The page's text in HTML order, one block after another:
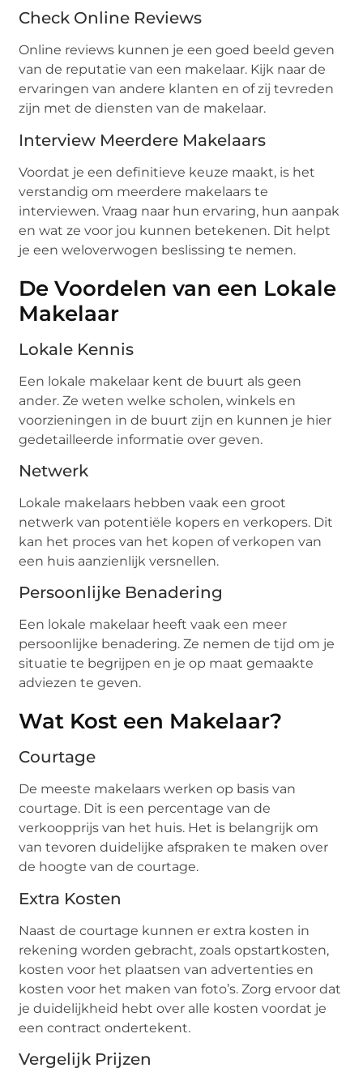
Check Online Reviews
Online reviews kunnen je een goed beeld geven
van de reputatie van een makelaar. Kijk naar de
ervaringen van andere klanten en of zij tevreden
zijn met de diensten van de makelaar.
Interview Meerdere Makelaars
Voordat je een definitieve keuze maakt, is het
verstandig om meerdere makelaars te
interviewen. Vraag naar hun ervaring, hun aanpak
en wat ze voor jou kunnen betekenen. Dit helpt
je een weloverwogen beslissing te nemen.
De Voordelen van een Lokale
Makelaar
Lokale Kennis
Een lokale makelaar kent de buurt als geen
ander. Ze weten welke scholen, winkels en
voorzieningen in de buurt zijn en kunnen je hier
gedetailleerde informatie over geven.
Netwerk
Lokale makelaars hebben vaak een groot
netwerk van potentiële kopers en verkopers. Dit
kan het proces van het kopen of verkopen van
een huis aanzienlijk versnellen.
Persoonlijke Benadering
Een lokale makelaar heeft vaak een meer
persoonlijke benadering. Ze nemen de tijd om je
situatie te begrijpen en je op maat gemaakte
adviezen te geven.
Wat Kost een Makelaar?
Courtage
De meeste makelaars werken op basis van
courtage. Dit is een percentage van de
verkoopprijs van het huis. Het is belangrijk om
van tevoren duidelijke afspraken te maken over
de hoogte van de courtage.
Extra Kosten
Naast de courtage kunnen er extra kosten in
rekening worden gebracht, zoals opstartkosten,
kosten voor het plaatsen van advertenties en
kosten voor het maken van foto’s. Zorg ervoor dat
je duidelijkheid hebt over alle kosten voordat je
een contract ondertekent.
Vergelijk Prijzen